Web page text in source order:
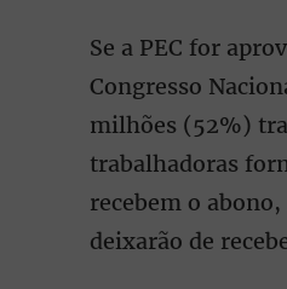
Se a PEC for
Congresso
milhões (52%)
trabalhadoras
recebem o
deixarão de